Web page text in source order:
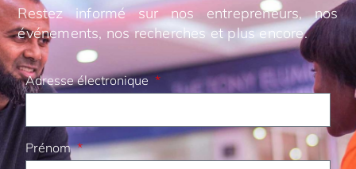
Restez informé sur nos entrepreneurs, nos
événements, nos recherches et plus encore.
Adresse électronique
Prénom